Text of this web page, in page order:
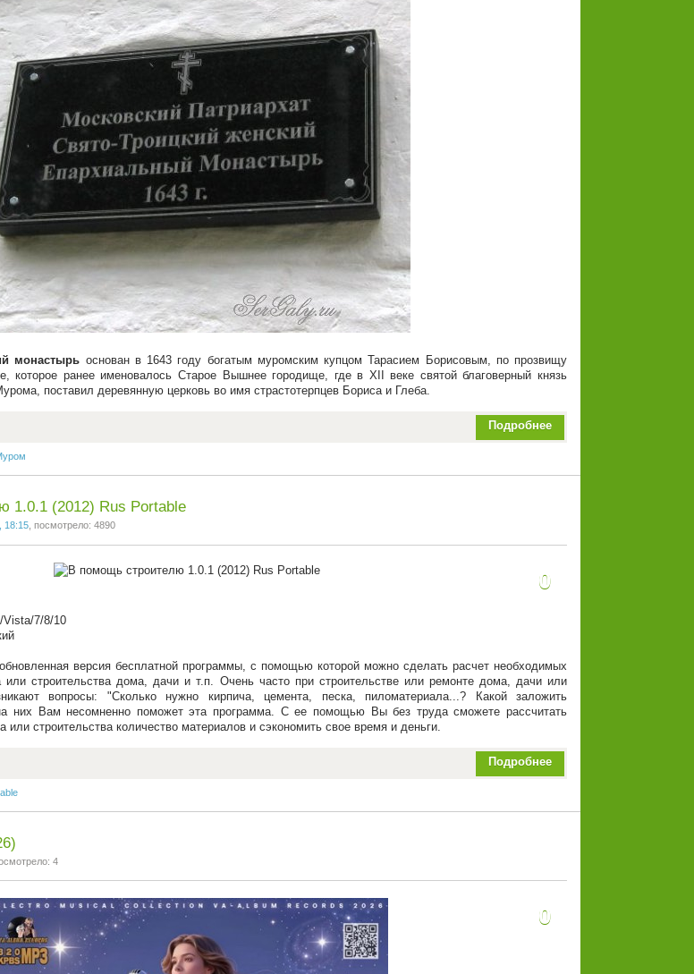
монастырь основан в 1643 году богатым муромским купцом Тарасием Борисовым, по прозвищу
которое ранее именовалось Старое Вышнее городище, где в XII веке святой благоверный князь
поставил деревянную церковь во имя страстотерпцев Бориса и Глеба.
Подробнее
1.0.1 (2012) Rus Portable
18:15 , посмотрело: 4890
0
Vista/7/8/10
версия бесплатной программы, с помощью которой можно сделать расчет необходимых
или строительства дома, дачи и т.п. Очень часто при строительстве или ремонте дома, дачи или
вопросы: "Сколько нужно кирпича, цемента, песка, пиломатериала...? Какой заложить
них Вам несомненно поможет эта программа. С ее помощью Вы без труда сможете рассчитать
строительства количество материалов и сэкономить свое время и деньги.
Подробнее
4
0